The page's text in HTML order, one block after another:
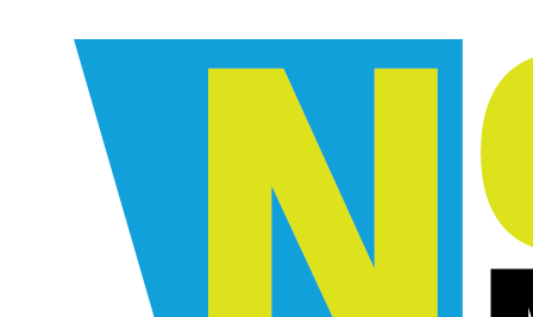
· 기업연혁 · 사업세부내용
CHEMOSENSITIVITY 기술
· APP 개발 · 배양기 시작품 품질확인
· 항암제 적합성
· 산학연병 연구개발 · 비즈니스 모델 개발 지원사업
SMART DIAPER 기술
· 비즈니스 모델 개발 지원사업
· 기술분야, 개발 제품 요약도
· 환자 종합케어 시스템
· 온라인 문의
해외박람회 참가 및 투자유치
· 메디컬 뉴스